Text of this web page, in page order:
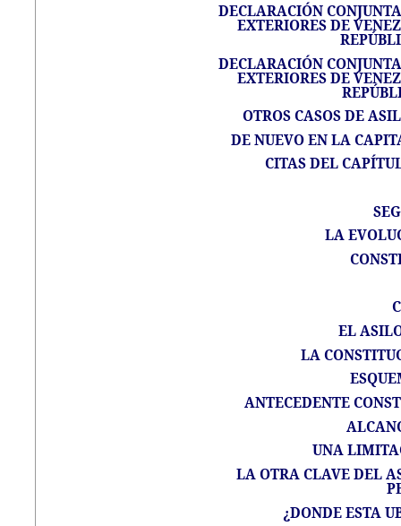
DECLARACIÓN
EXTERIORES DE
DECLARACIÓN
EXTERIORES DE
OTROS CASOS DE
DE NUEVO EN LA
CITAS DEL
LA
EL
LA
ANTECEDENTE
UNA
LA OTRA CLAVE DEL
¿DONDE ESTA